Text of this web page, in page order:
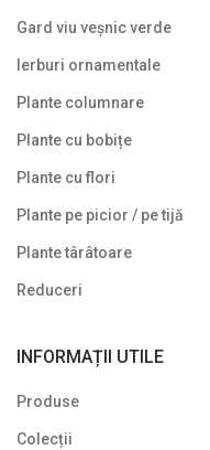
Gard viu veșnic verde
Ierburi ornamentale
Plante columnare
Plante cu bobițe
Plante cu flori
Plante pe picior / pe tijă
Plante târâtoare
Reduceri
INFORMAȚII UTILE
Produse
Colecții